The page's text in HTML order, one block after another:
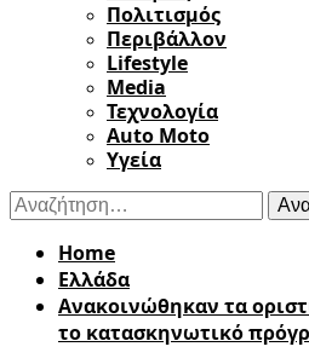
Πολιτισμός
Περιβάλλον
Lifestyle
Media
Τεχνολογία
Auto Moto
Υγεία
Αναζήτηση
για:
Home
Ελλάδα
Ανακοινώθηκαν τα
το κατασκηνωτικό